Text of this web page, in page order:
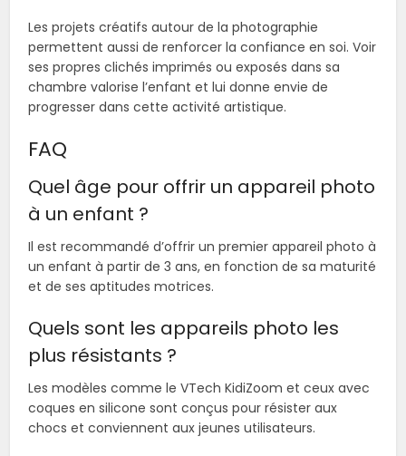
Les projets créatifs autour de la photographie
permettent aussi de renforcer la confiance en soi. Voir
ses propres clichés imprimés ou exposés dans sa
chambre valorise l’enfant et lui donne envie de
progresser dans cette activité artistique.
FAQ
Quel âge pour offrir un appareil photo
à un enfant ?
Il est recommandé d’offrir un premier appareil photo à
un enfant à partir de 3 ans, en fonction de sa maturité
et de ses aptitudes motrices.
Quels sont les appareils photo les
plus résistants ?
Les modèles comme le VTech KidiZoom et ceux avec
coques en silicone sont conçus pour résister aux
chocs et conviennent aux jeunes utilisateurs.